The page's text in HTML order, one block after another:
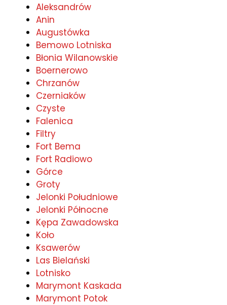
Aleksandrów
Anin
Augustówka
Bemowo Lotniska
Błonia Wilanowskie
Boernerowo
Chrzanów
Czerniaków
Czyste
Falenica
Filtry
Fort Bema
Fort Radiowo
Górce
Groty
Jelonki Południowe
Jelonki Północne
Kępa Zawadowska
Koło
Ksawerów
Las Bielański
Lotnisko
Marymont Kaskada
Marymont Potok